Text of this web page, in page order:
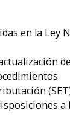
en la Ley
a